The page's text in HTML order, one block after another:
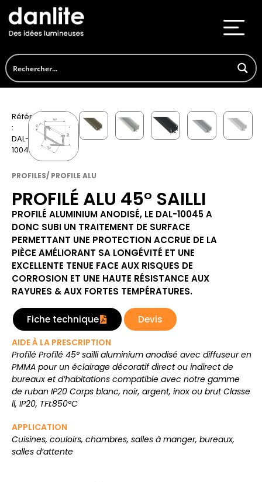
Référence
:
DAL-
10045
PROFILES/ PROFILE ALU
PROFILÉ ALU 45° SAILLI
PROFILÉ ALUMINIUM ANODISÉ, LE DAL-10045 A
DONC SUBI UN TRAITEMENT DE SURFACE
PERMETTANT UNE PROTECTION ACCRUE DE LA
PIÈCE AMÉLIORANT SA LONGÉVITÉ ET UNE
EXCELLENTE TENUE FACE AUX RISQUES DE
CORROSION ET UNE HAUTE RÉSISTANCE AUX
RAYURES & AUX FORTES TEMPÉRATURES.
Fiche technique Devis
AIDE À LA PRESCRIPTION
Profilé Profilé 45° sailli aluminium anodisé avec diffuseur en
PMMA pour un éclairage décoratif direct ou indirect de
bureaux et d’habitations compatible avec notre gamme
de ruban IP20 Corps blanc, noir, argent, inox ou brut Classe
ll, IP20, TFI:850°C
APPLICATION
Cuisines, couloirs, chambres, salles à manger, bureaux,
salles d’attente